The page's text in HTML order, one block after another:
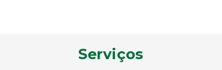
Serviços